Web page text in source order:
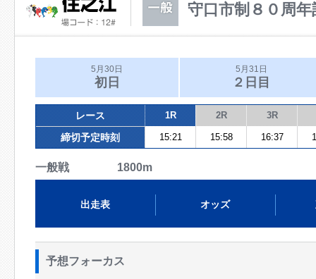
守口市制８０周
5月30日
初日
5月31日
２日目
レース 1R 2R 3R
締切予定時刻 15:21 15:58 16:37
一般戦 1800m
出走表 オッズ
予想フォーカス